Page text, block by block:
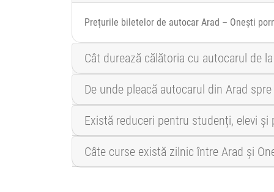
Prețurile biletelor de autocar Arad – Onești
Cât durează călătoria cu autocarul de
De unde pleacă autocarul din Arad
Există reduceri pentru studenți, elevi
Câte curse există zilnic între Arad și